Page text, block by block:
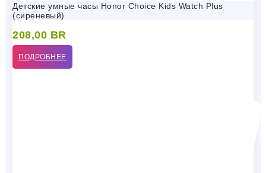
Детские умные часы Honor Choice Kids Watch Plus
(сиреневый)
208,00 BR
ПОДРОБНЕЕ